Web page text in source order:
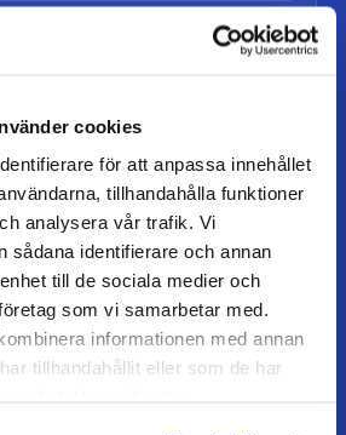
cookies
för att anpassa innehållet
tillhandahålla funktioner
analysera vår trafik. Vi
sådana identifierare och annan
till de sociala medier och
som vi samarbetar med.
informationen med annan
tillhandahållit eller som de har
64
07–16
helligdag: 07–15